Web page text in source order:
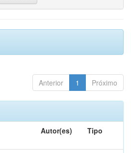
Anterior 1 Próximo
Autor(es) Tipo